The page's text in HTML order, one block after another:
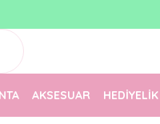
AKSESUAR HEDİYELİK